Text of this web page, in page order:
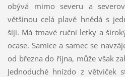
obývá mimo severu a
většinou celá plavě hnědá s
šíji. Má tmavé ruční letky a
ocase. Samice a samec se
od března do října, může však
Jednoduché hnízdo z větviček